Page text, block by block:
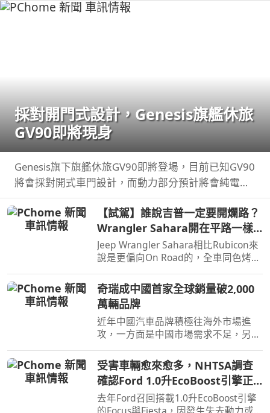
採對開門式設計，Genesis旗艦休旅
GV90即將現身
Genesis旗下旗艦休旅GV90即將登場，目前已知GV90
將會採對開式車門設計，而動力部分預計將會純電系
統。
【試駕】誰說吉普一定要開爛路？
Wrangler Sahara開在平路一樣
順！
Jeep Wrangler Sahara相比Rubicon來
說是更偏向On Road的，全車同色烤
漆、更大的鋁圈，還有越野設定，但這
不表示Sahara的越野能力就比較弱，
絕大多數的越野路面Sahara還是可以
輕鬆通過，但就跟標題講的一樣…
奇瑞成中國首家全球銷量破2,000
萬輛品牌
近年中國汽車品牌積極往海外市場進
攻，一方面是中國市場需求不足，另一
全球累積銷量突破2,000萬輛，也是第
一家達此成績的中國汽車品牌。
受害車輛愈來愈多，NHTSA調查
確認Ford 1.0升EcoBoost引擎正
時皮帶會產生碎屑導致引擎鎖死
去年Ford召回搭載1.0升EcoBoost引擎